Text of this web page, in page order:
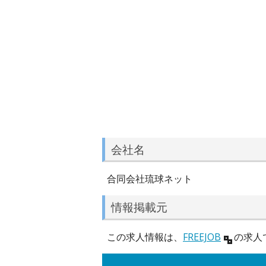
会社名
合同会社琉球ネット
情報掲載元
この求人情報は、 FREEJOB の求人